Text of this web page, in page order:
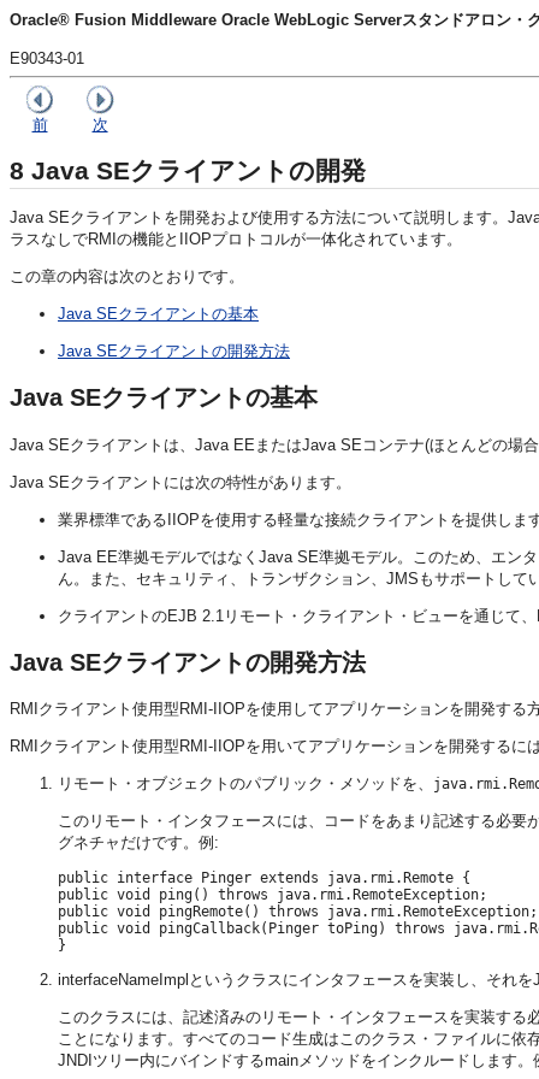
Oracle® Fusion Middleware Oracle WebLogic Serverスタンドアロン・
E90343-01
前 次
8 Java SEクライアントの開発
Java SEクライアントを開発および使用する方法について説明します。
ラスなしでRMIの機能とIIOPプロトコルが一体化されています。
この章の内容は次のとおりです。
Java SEクライアントの基本
Java SEクライアントの開発方法
Java SEクライアントの基本
Java SEクライアントは、Java EEまたはJava SEコンテナ(ほとんどの場
Java SEクライアントには次の特性があります。
業界標準であるIIOPを使用する軽量な接続クライアントを提供しま
Java EE準拠モデルではなくJava SE準拠モデル。このため、エン
ん。また、セキュリティ、トランザクション、JMSもサポートして
クライアントのEJB 2.1リモート・クライアント・ビューを通じて
Java SEクライアントの開発方法
RMIクライアント使用型RMI-IIOPを使用してアプリケーションを開発する
RMIクライアント使用型RMI-IIOPを用いてアプリケーションを開発するに
リモート・オブジェクトのパブリック・メソッドを、
このリモート・インタフェースには、コードをあまり記述する必
グネチャだけです。例:
public interface Pinger extends java.rmi.Remote {
public void ping() throws java.rmi.RemoteException;
public void pingRemote() throws java.rmi.RemoteException;
public void pingCallback(Pinger toPing) throws
interfaceNameImplというクラスにインタフェースを実装し、それ
このクラスには、記述済みのリモート・インタフェースを実装す
ことになります。すべてのコード生成はこのクラス・ファイルに
JNDIツリー内にバインドするmainメソッドをインクルードします。